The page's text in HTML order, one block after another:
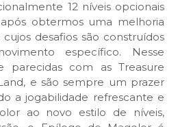
12 níveis opcionais
obtermos uma melhoria
desafios são construídos
específico. Nesse
parecidas com as Treasure
e são sempre um prazer
a jogabilidade refrescante e
ao novo estilo de níveis,